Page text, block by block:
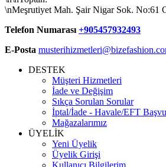
\nMeşrutiyet Mah. Şair Nigar Sok. No:61
Telefon Numarası +905457932493
E-Posta
DESTEK
Müşteri Hizmetleri
İade ve Değişim
Sıkça Sorulan Sorular
İptal/İade - Havale/EFT
Mağazalarımız
ÜYELİK
Yeni Üyelik
Üyelik Girişi
Kullanıcı Bilgilerim